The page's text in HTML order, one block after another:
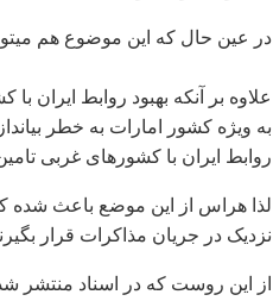
در عين حال که اين موضوع هم
علاوه بر آنکه بهبود روابط ايران
به ويژه کشور امارات به خطر
روابط ايران با کشورهای غربی
لذا هراس از اين موضع باعث شده
نزديک در جريان مذاکرات قرار
از اين روست که در اسناد منتشر